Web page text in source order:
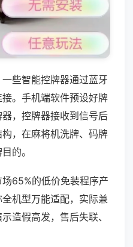
些智能控牌器通过蓝牙
。手机端软件预设好牌
，控牌器接收到信号后
，在麻将机洗牌、码牌
的。
65%的低价免装程序产
机型万能适配，实际兼
造假高发，售后失联、